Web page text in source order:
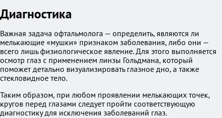
Диагностика
Важная задача офтальмолога — определить, являются ли
мелькающие «мушки» признаком заболевания, либо они —
всего лишь физиологическое явление. Для этого выполняется
осмотр глаз с применением линзы Гольдмана, который
поможет детально визуализировать глазное дно, а также
стекловидное тело.
Таким образом, при любом проявлении мелькающих точек,
кругов перед глазами следует пройти соответствующую
диагностику для исключения заболеваний глаз.